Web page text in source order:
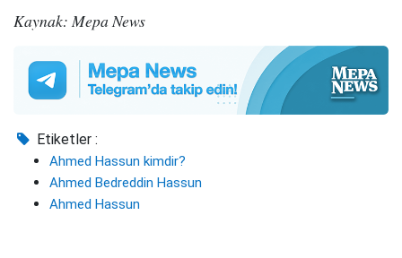
Kaynak: Mepa News
Etiketler :
Ahmed Hassun kimdir?
Ahmed Bedreddin Hassun
Ahmed Hassun